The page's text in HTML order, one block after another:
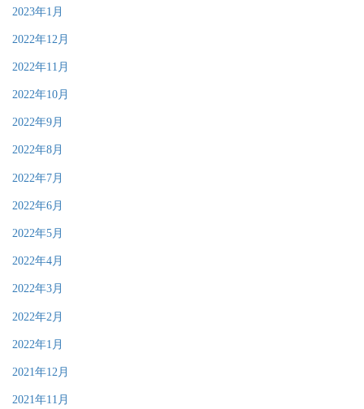
2023年1月
2022年12月
2022年11月
2022年10月
2022年9月
2022年8月
2022年7月
2022年6月
2022年5月
2022年4月
2022年3月
2022年2月
2022年1月
2021年12月
2021年11月